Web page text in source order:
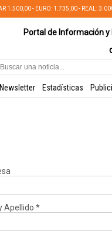
1.500,00 - EURO: 1.735,00 - REAL:
Portal de Información
Newsletter
Estadísticas
Apellido *